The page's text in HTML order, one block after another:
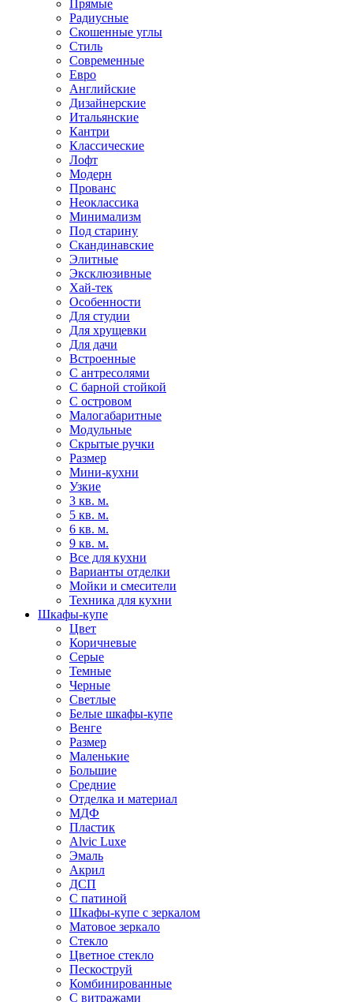
Прямые
Радиусные
Скошенные углы
Стиль
Современные
Евро
Английские
Дизайнерские
Итальянские
Кантри
Классические
Лофт
Модерн
Прованс
Неоклассика
Минимализм
Под старину
Скандинавские
Элитные
Эксклюзивные
Хай-тек
Особенности
Для студии
Для хрущевки
Для дачи
Встроенные
С антресолями
С барной стойкой
С островом
Малогабаритные
Модульные
Скрытые ручки
Размер
Мини-кухни
Узкие
3 кв. м.
5 кв. м.
6 кв. м.
9 кв. м.
Все для кухни
Варианты отделки
Мойки и смесители
Техника для кухни
Шкафы-купе
Цвет
Коричневые
Серые
Темные
Черные
Светлые
Белые шкафы-купе
Венге
Размер
Маленькие
Большие
Средние
Отделка и материал
МДФ
Пластик
Alvic Luxe
Эмаль
Акрил
ДСП
С патиной
Шкафы-купе с зеркалом
Матовое зеркало
Стекло
Цветное стекло
Пескоструй
Комбинированные
С витражами